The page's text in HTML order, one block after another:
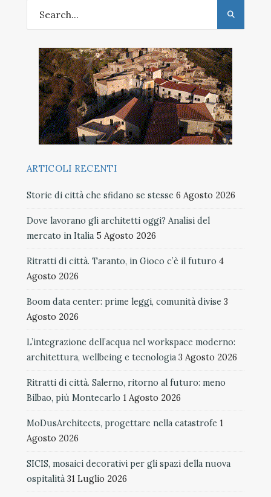
ARTICOLI RECENTI
Storie di città che sfidano se stesse 6 Agosto 2026
Dove lavorano gli architetti oggi? Analisi del
mercato in Italia 5 Agosto 2026
Ritratti di città. Taranto, in Gioco c’è il futuro 4
Agosto 2026
Boom data center: prime leggi, comunità divise 3
Agosto 2026
L’integrazione dell’acqua nel workspace moderno:
architettura, wellbeing e tecnologia 3 Agosto 2026
Ritratti di città. Salerno, ritorno al futuro: meno
Bilbao, più Montecarlo 1 Agosto 2026
MoDusArchitects, progettare nella catastrofe 1
Agosto 2026
SICIS, mosaici decorativi per gli spazi della nuova
ospitalità 31 Luglio 2026